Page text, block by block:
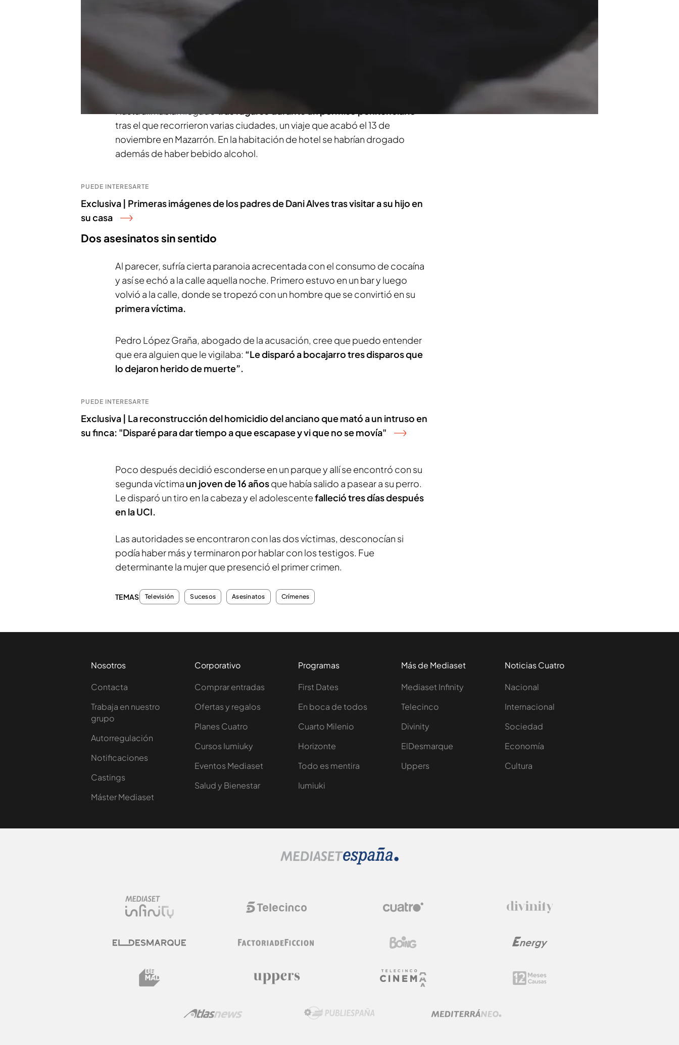
Sucedió en Mazarrón el 13 de noviembre de 2011. Allí, un preso fugado y su
novia se hospedaban en un hostal donde Mar le ayudó a colocarse un
chaleco antibalas y del que él salió con un pasamontañas, una mochila en
porque tenía la obsesión de que le estaban persiguiendo.
tras el que recorrieron varias ciudades, un viaje que acabó el 13 de
noviembre en Mazarrón. En la habitación de hotel se habrían drogado
además de haber bebido alcohol.
PUEDE INTERESARTE
Exclusiva | Primeras imágenes de los padres de Dani Alves tras visitar a su hijo en
su casa
Dos asesinatos sin sentido
Al parecer, sufría cierta paranoia acrecentada con el consumo de cocaína
y así se echó a la calle aquella noche. Primero estuvo en un bar y luego
volvió a la calle, donde se tropezó con un hombre que se convirtió en su
primera víctima.
Pedro López Graña, abogado de la acusación, cree que puedo entender
que era alguien que le vigilaba: “Le disparó a bocajarro tres disparos que
lo dejaron herido de muerte”.
PUEDE INTERESARTE
Exclusiva | La reconstrucción del homicidio del anciano que mató a un intruso en
su finca: "Disparé para dar tiempo a que escapase y vi que no se movía"
Poco después decidió esconderse en un parque y allí se encontró con su
segunda víctima un joven de 16 añosque había salido a pasear a su perro.
Le disparó un tiro en la cabeza y el adolescentefalleció tres días después
en la UCI.
Las autoridades se encontraron con las dos víctimas, desconocían si
podía haber más y terminaron por hablar con los testigos. Fue
determinante la mujer que presenció el primer crimen.
TEMAS Televisión Sucesos Asesinatos Crímenes
Nosotros
Contacta
Trabaja en nuestro
grupo
Autorregulación
Notificaciones
Castings
Máster Mediaset
Corporativo
Comprar entradas
Ofertas y regalos
Planes Cuatro
Cursos Iumiuky
Eventos Mediaset
Salud y Bienestar
Programas
First Dates
En boca de todos
Cuarto Milenio
Horizonte
Todo es mentira
Iumiuki
Más de Mediaset
Mediaset Infinity
Telecinco
Divinity
ElDesmarque
Uppers
Noticias Cuatro
Nacional
Internacional
Sociedad
Economía
Cultura